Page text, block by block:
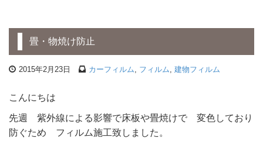
畳・物焼け防止
2015年2月23日 カーフィルム, フィルム, 建物フィルム
こんにちは
先週 紫外線による影響で床板や畳焼けで 変色しており
防ぐため フィルム施工致しました。